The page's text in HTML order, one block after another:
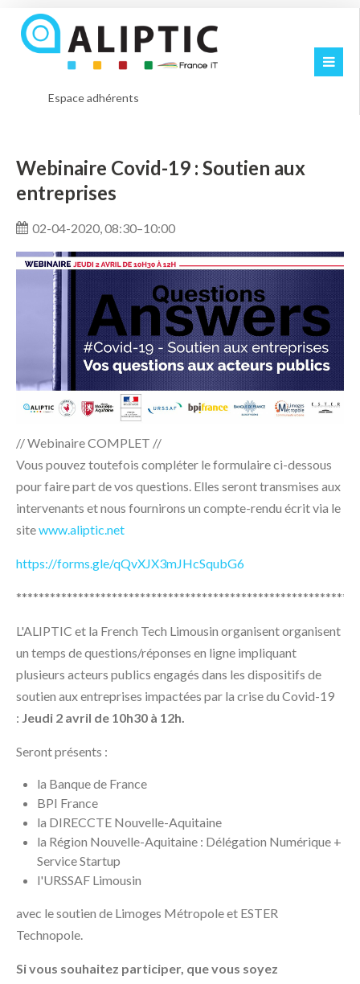
Espace adhérents
Webinaire Covid-19 : Soutien aux
entreprises
02-04-2020, 08:30–10:00
// Webinaire COMPLET //
Vous pouvez toutefois compléter le formulaire ci-dessous
pour faire part de vos questions. Elles seront transmises aux
intervenants et nous fournirons un compte-rendu écrit via le
sitewww.aliptic.net
https://forms.gle/qQvXJX3mJHcSqubG6
L'ALIPTIC et la French Tech Limousin organisent organisent
un temps de questions/réponses en ligne impliquant
plusieurs acteurs publics engagés dans les dispositifs de
soutien aux entreprises impactées par la crise du Covid-19
: Jeudi 2 avril de 10h30 à 12h.
Seront présents :
la Banque de France
BPI France
la DIRECCTE Nouvelle-Aquitaine
la Région Nouvelle-Aquitaine : Délégation Numérique +
Service Startup
l'URSSAF Limousin
avec le soutien de Limoges Métropole et ESTER
Technopole.
Si vous souhaitez participer, que vous soyez